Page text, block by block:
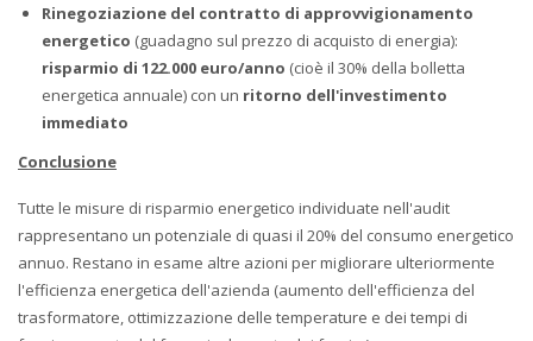
Rinegoziazione del contratto di approvvigionamento
energetico (guadagno sul prezzo di acquisto di energia):
risparmio di 122.000 euro/anno (cioè il 30% della bolletta
energetica annuale) con un ritorno dell'investimento
immediato
Conclusione
Tutte le misure di risparmio energetico individuate nell'audit
rappresentano un potenziale di quasi il 20% del consumo energetico
annuo. Restano in esame altre azioni per migliorare ulteriormente
l'efficienza energetica dell'azienda (aumento dell'efficienza del
trasformatore, ottimizzazione delle temperature e dei tempi di